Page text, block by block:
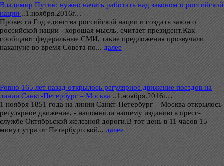
Владимир Путин: нужно начать работать над законом о российской
нации ..1.ноября.2016г..|.
Провести Год единства российской нации и создать закон о
российской нации - хорошая мысль, считает президент.Как
сообщают федеральные СМИ, такие предложения прозвучали
накануне во время Совета по... далее
Ровно 165 лет назад открылось регулярное движение поездов на
линии Санкт-Петербург – Москва ..1.ноября.2016г..|.
1 ноября 1851 года на линии Санкт-Петербург – Москва открылось
регулярное движение, - напомнили нашему изданию в пресс-
службе Октябрьской железной дороги.В тот день в 11 часов 15
минут утра от Петербургской... далее